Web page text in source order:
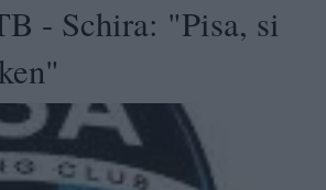
- Schira: "Pisa, si